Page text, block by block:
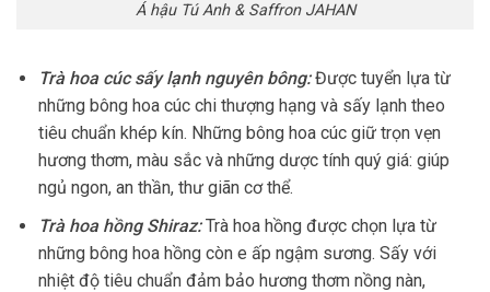
Á hậu Tú Anh & Saffron JAHAN
Trà hoa cúc sấy lạnh nguyên bông:Được tuyển lựa từ
những bông hoa cúc chi thượng hạng và sấy lạnh theo
tiêu chuẩn khép kín. Những bông hoa cúc giữ trọn vẹn
hương thơm, màu sắc và những dược tính quý giá: giúp
ngủ ngon, an thần, thư giãn cơ thể.
Trà hoa hồng Shiraz:Trà hoa hồng được chọn lựa từ
những bông hoa hồng còn e ấp ngậm sương. Sấy với
nhiệt độ tiêu chuẩn đảm bảo hương thơm nồng nàn,